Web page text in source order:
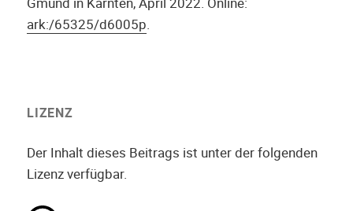
ark:/65325/d6005p.
LIZENZ
Der Inhalt dieses Beitrags ist unter der folgenden
Lizenz verfügbar.